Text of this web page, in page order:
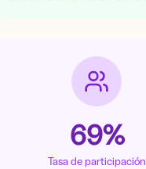
69%
Tasa de participación